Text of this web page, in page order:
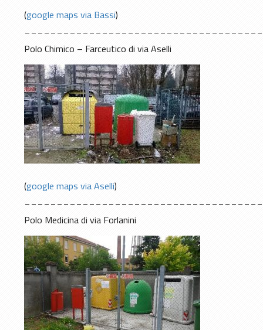
(google maps via Bassi)
Polo Chimico – Farceutico di via Aselli
(google maps via Aselli)
Polo Medicina di via Forlanini